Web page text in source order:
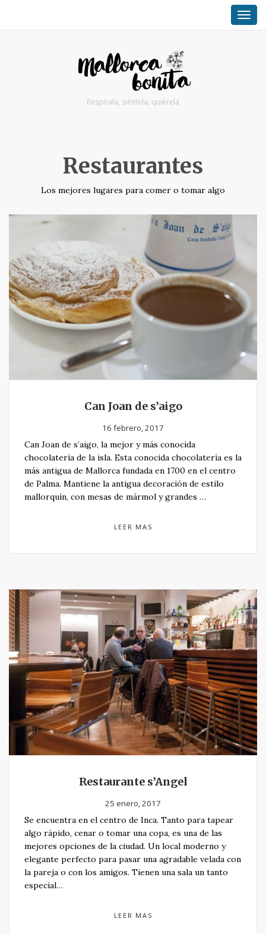
Respírala, siéntela, quiérela
Restaurantes
Los mejores lugares para comer o tomar algo
Can Joan de s’aigo
16 febrero, 2017
Can Joan de s’aigo, la mejor y más conocida
chocolatería de la isla. Esta conocida chocolatería es la
más antigua de Mallorca fundada en 1700 en el centro
de Palma. Mantiene la antigua decoración de estilo
mallorquín, con mesas de mármol y grandes …
LEER MAS
Restaurante s’Angel
25 enero, 2017
Se encuentra en el centro de Inca. Tanto para tapear
algo rápido, cenar o tomar una copa, es una de las
mejores opciones de la ciudad. Un local moderno y
elegante perfecto para pasar una agradable velada con
la pareja o con los amigos. Tienen una sala un tanto
especial…
LEER MAS